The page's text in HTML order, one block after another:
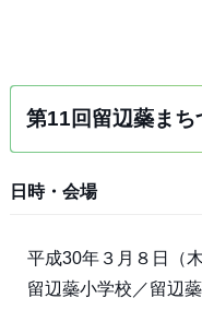
第11回留辺蘂まち
日時・会場
平成30年３月８日（
留辺蘂小学校／留辺